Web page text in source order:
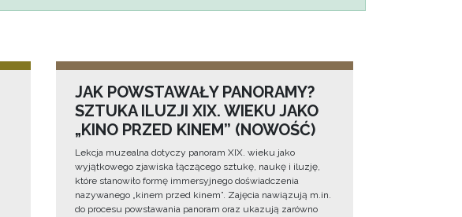
JAK POWSTAWAŁY PANORAMY?
SZTUKA ILUZJI XIX. WIEKU JAKO
„KINO PRZED KINEM” (NOWOŚĆ)
Lekcja muzealna dotyczy panoram XIX. wieku jako
wyjątkowego zjawiska łączącego sztukę, naukę i iluzję,
które stanowiło formę immersyjnego doświadczenia
nazywanego „kinem przed kinem”. Zajęcia nawiązują m.in.
do procesu powstawania panoram oraz ukazują zarówno